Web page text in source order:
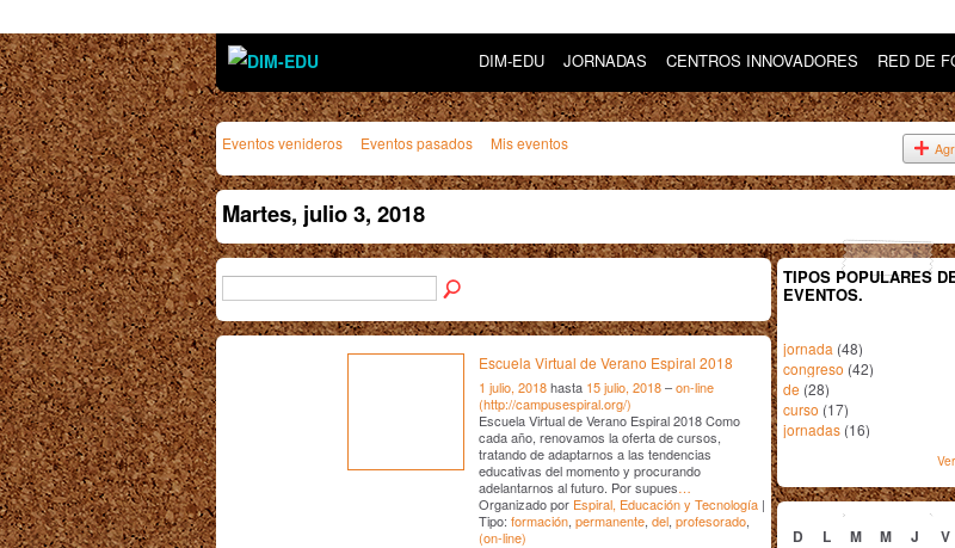
DIM-EDU JORNADAS CENTROS INNOVADORES RED DE
Eventos venideros Eventos pasados Mis eventos
Martes, julio 3, 2018
Escuela Virtual de Verano Espiral 2018
1 julio, 2018hasta 15 julio, 2018–on-line
(http://campusespiral.org/)
Escuela Virtual de Verano Espiral 2018 Como
cada año, renovamos la oferta de cursos,
tratando de adaptarnos a las tendencias
educativas del momento y procurando
adelantarnos al futuro. Por supues …
Organizado por Espiral, Educación y Tecnología |
Tipo: formación, permanente, del, profesorado,
(on-line)
TIPOS POPULARES
EVENTOS.
jornada (48)
congreso (42)
de (28)
curso (17)
jornadas (16)
julio 2018
D L M M J V